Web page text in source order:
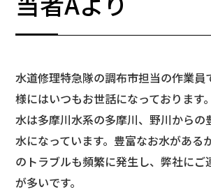
水道修理特急隊の調布市担当の作業員
様にはいつもお世話になっております
水は多摩川水系の多摩川、野川からの
水になっています。豊富なお水がある
のトラブルも頻繁に発生し、弊社にご
が多いです。